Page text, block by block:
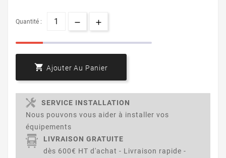
Quantité :
 Ajouter Au Panier
SERVICE INSTALLATION
Nous pouvons vous aider à installer vos
équipements
LIVRAISON GRATUITE
dès 600€ HT d'achat - Livraison rapide -